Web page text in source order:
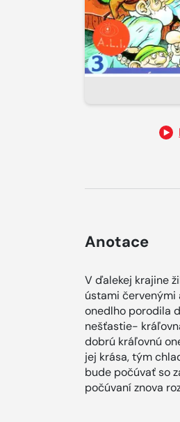
Anotace
V ďalekej krajine
ústami červenými
onedlho porodila
nešťastie-
dobrú kráľovnú
jej krása, tým
bude počúvať so
počúvaní znova